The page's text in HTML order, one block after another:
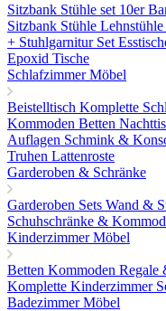
Sitzbank Stühle set 10er
Sitzbank Stühle Lehnstühle
+ Stuhlgarnitur Set
Epoxid Tische
Schlafzimmer Möbel
Beistelltisch Komplette
Kommoden Betten
Auflagen Schmink &
Truhen Lattenroste
Garderoben & Schränke
Garderoben Sets Wand &
Schuhschränke &
Kinderzimmer Möbel
Betten Kommoden Regale
Komplette Kinderzimmer
Badezimmer Möbel